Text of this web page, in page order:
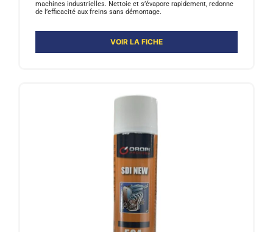
machines industrielles. Nettoie et s’évapore rapidement, redonne
de l’efficacité aux freins sans démontage.
VOIR LA FICHE